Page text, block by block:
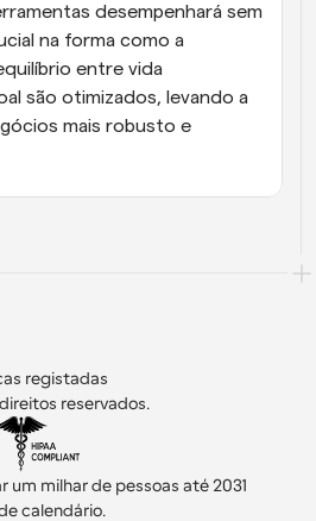
desempenhará sem
na forma como a
entre vida
são otimizados, levando a
mais robusto e
registadas
reservados.
um milhar de pessoas até 2031
calendário.